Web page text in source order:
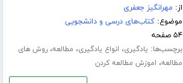
از: مهرانگیز جعفری
موضوع:کتاب‌های درسی و دانشجویی
۵۴ صفحه
برچسب‌ها: یادگیری، انواع یادگیری، مطالعه،روش های
مطالعه، اموزش مطالعه کردن